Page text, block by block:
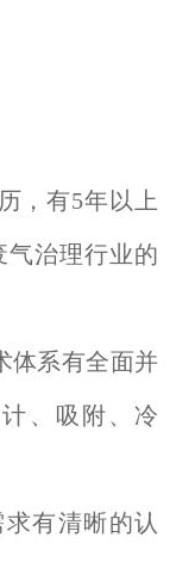
，有5年以上
气治理行业的
体系有全面并
、吸附、冷
有清晰的认